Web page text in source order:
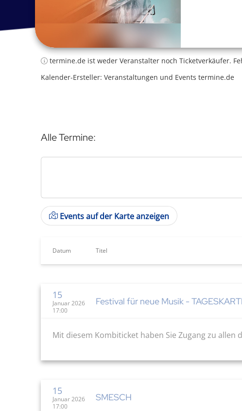
termine.de ist weder Veranstalter noch Ticketverkäufer.
Kalender-Ersteller: Veranstaltungen und Events termine.de
Alle Termine:
Events auf der Karte anzeigen
Datum Titel
15
Januar 2026
17:00
Festival für neue Musik -
Mit diesem Kombiticket haben Sie Zugang zu allen
15
Januar 2026
17:00
SMESCH